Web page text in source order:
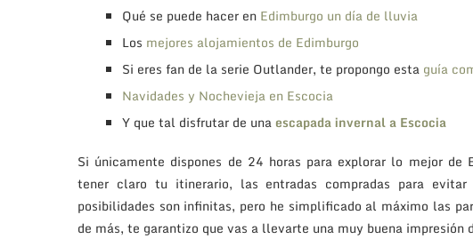
Qué se puede hacer en Edimburgo un día de lluvia
Los mejores alojamientos de Edimburgo
Si eres fan de la serie Outlander, te propongo esta guía
Navidades y Nochevieja en Escocia
Y que tal disfrutar de unaescapada invernal a Escocia
Si únicamente dispones de 24 horas para explorar lo mejor de
tener claro tu itinerario, las entradas compradas para
posibilidades son infinitas, pero he simplificado al máximo las
de más, te garantizo que vas a llevarte una muy buena impresión